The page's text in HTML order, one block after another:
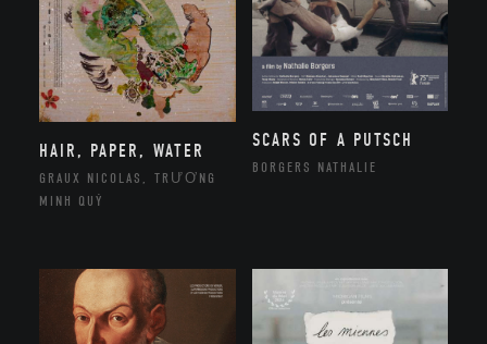
HAIR, PAPER, WATER
GRAUX NICOLAS, TRƯƠNG
MINH QUÝ
SCARS OF A PUTSCH
BORGERS NATHALIE